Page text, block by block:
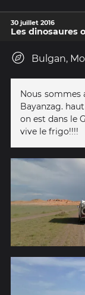
30 juillet 2016
Les dinosaures
Bulgan,
Nous sommes
Bayanzag.
on est dans le
vive le frigo!!!!